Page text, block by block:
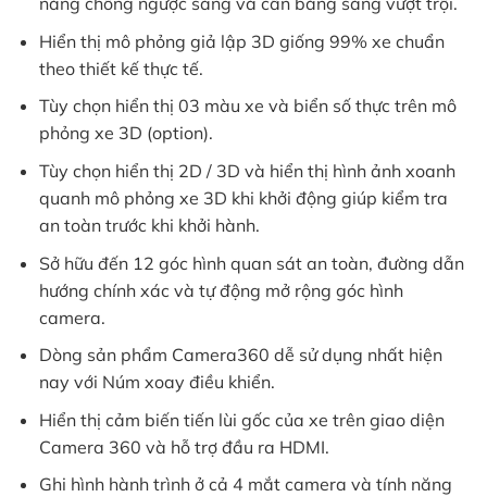
Hiển thị mô phỏng giả lập 3D giống 99% xe chuẩn
theo thiết kế thực tế.
Tùy chọn hiển thị 03 màu xe và biển số thực trên mô
phỏng xe 3D (option).
Tùy chọn hiển thị 2D / 3D và hiển thị hình ảnh xoanh
quanh mô phỏng xe 3D khi khởi động giúp kiểm tra
an toàn trước khi khởi hành.
Sở hữu đến 12 góc hình quan sát an toàn, đường dẫn
hướng chính xác và tự động mở rộng góc hình
camera.
Dòng sản phẩm Camera360 dễ sử dụng nhất hiện
nay với Núm xoay điều khiển.
Hiển thị cảm biến tiến lùi gốc của xe trên giao diện
Camera 360 và hỗ trợ đầu ra HDMI.
Ghi hình hành trình ở cả 4 mắt camera và tính năng